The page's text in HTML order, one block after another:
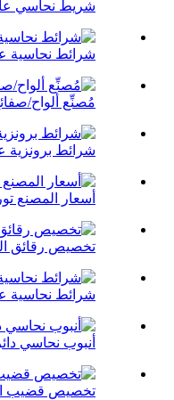
شريط نحاسي
شرائط نحاسية
مُصنِّع ألواح/
شرائط برونزية
أسعار المصنع
تخصيص رقائق
شرائط نحاسية
أنبوب نحاسي
تخصيص قضيب